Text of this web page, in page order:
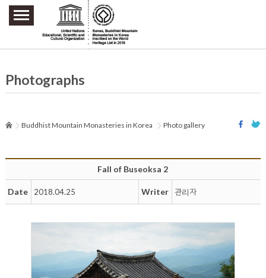
주요메뉴 바로가기
본문 바로가기
하단메뉴 바로가기
Photographs
Buddhist Mountain Monasteries in Korea Photo gallery
Fall of Buseoksa 2
Date 2018.04.25 Writer 관리자